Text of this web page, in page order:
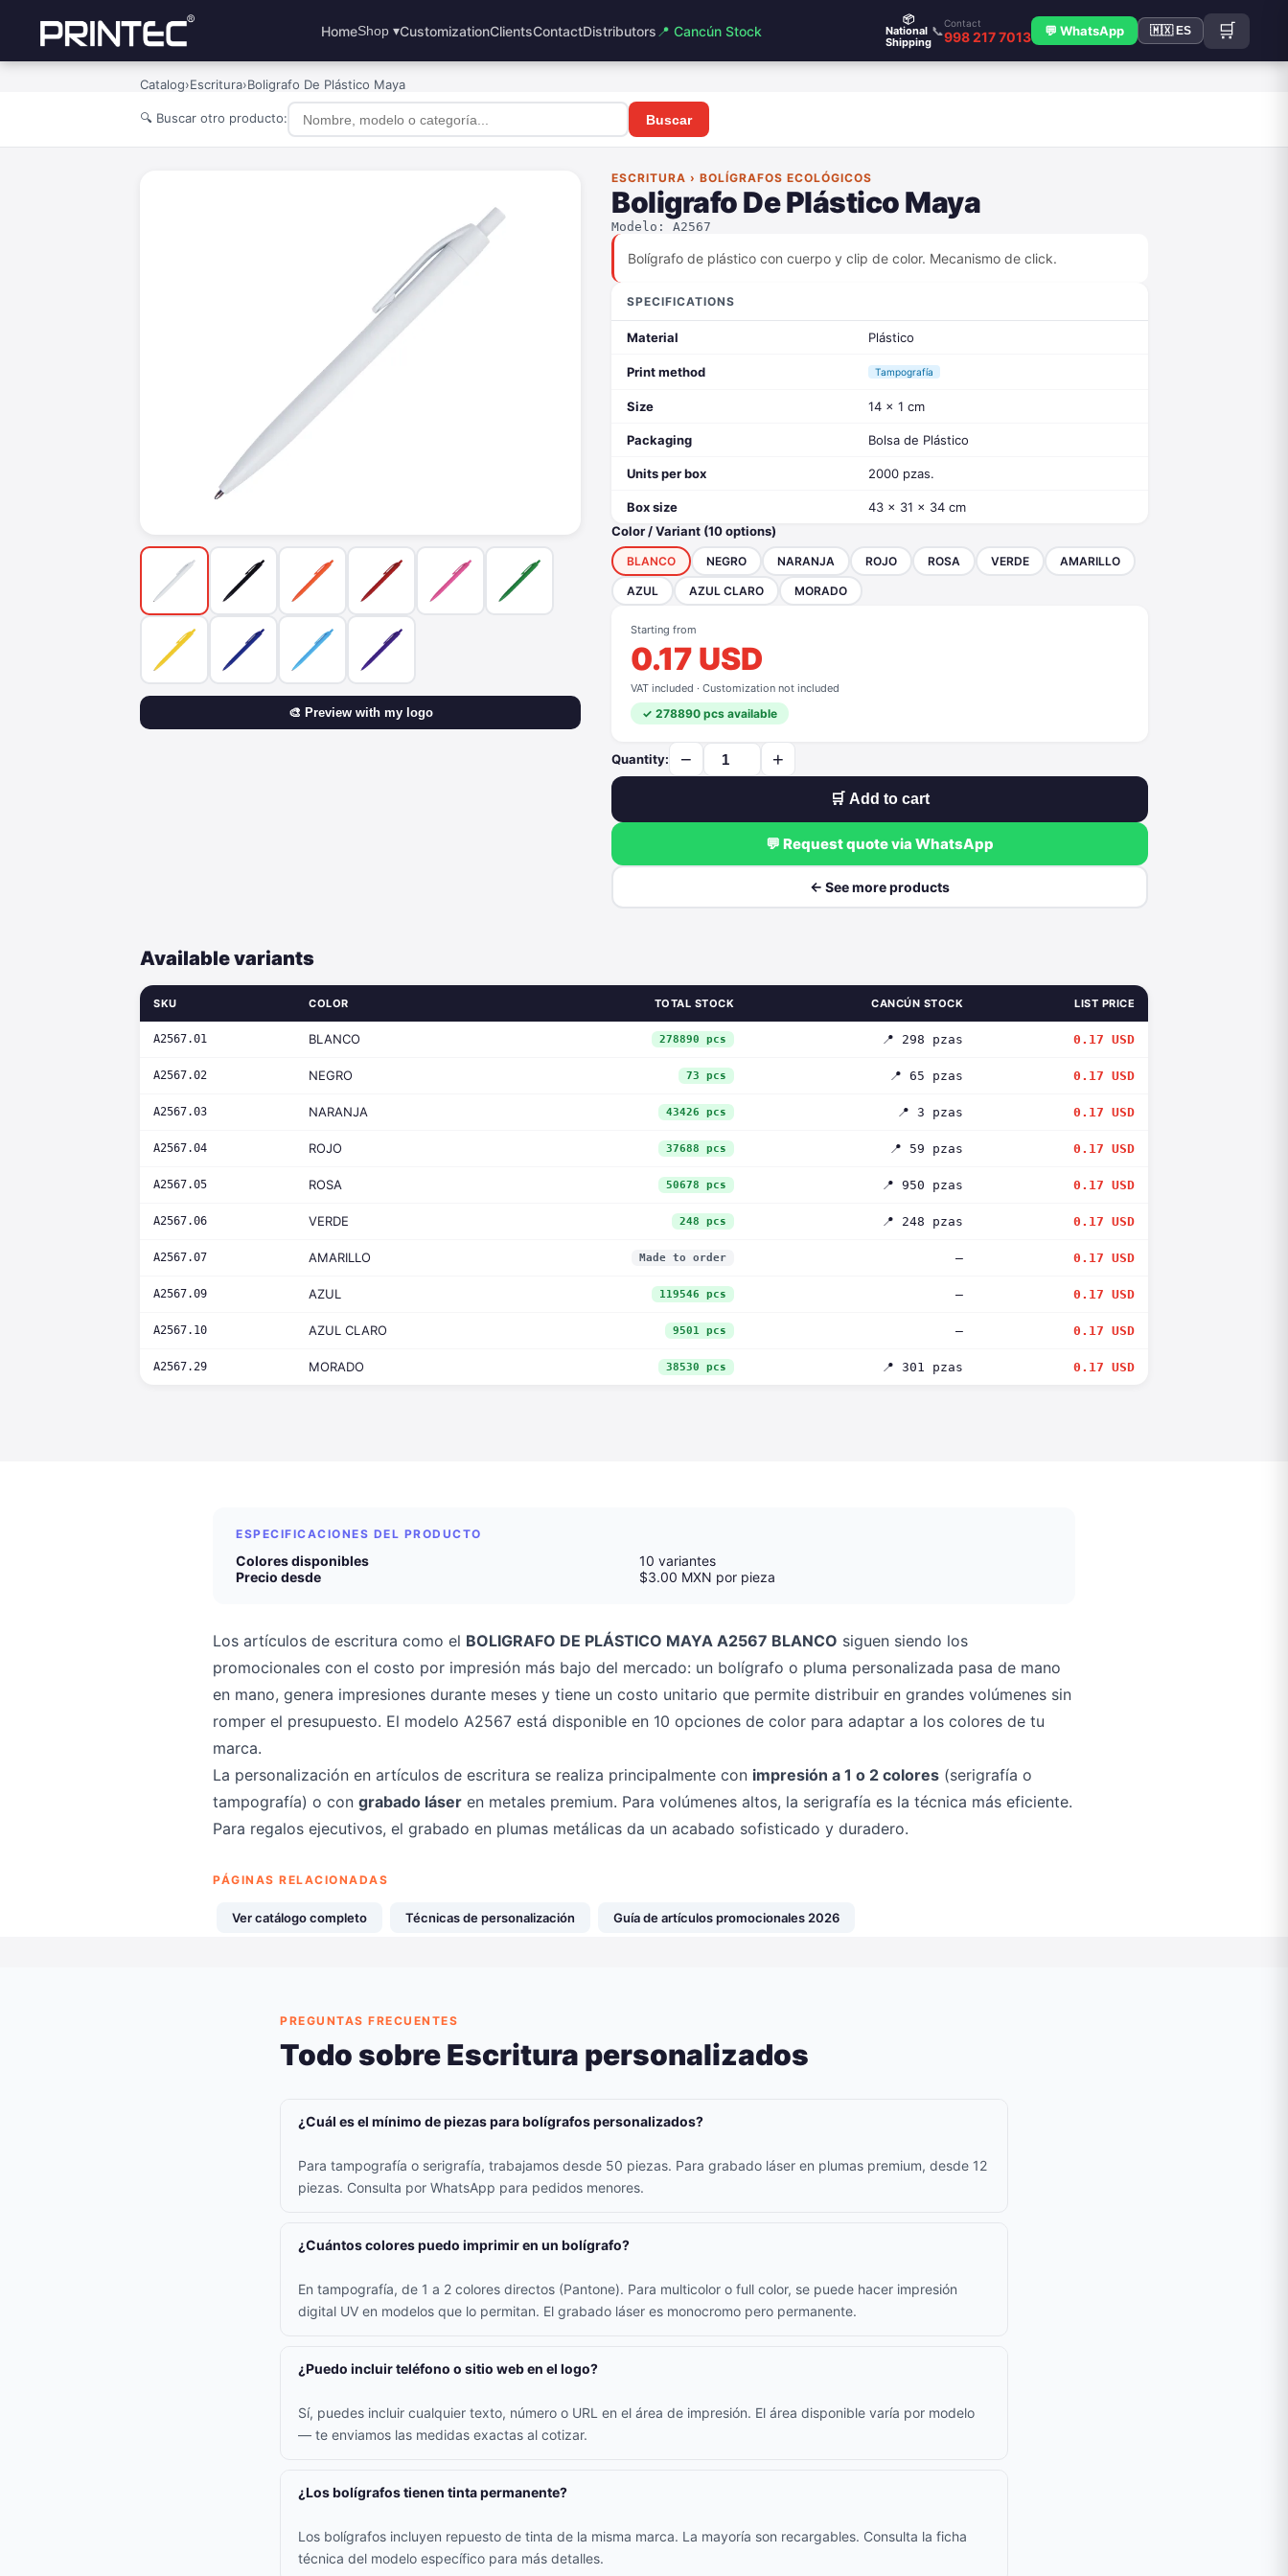
HomeShop ▾CustomizationClientsContactDistributors 📍 Cancún Stock
📦
National
Shipping
📞
Contact
998 217 7013 💬 WhatsApp 🇲🇽 ES 🛒
Catalog›Escritura›Boligrafo De Plástico Maya
🔍 Buscar otro producto: Buscar
🎨 Preview with my logo
ESCRITURA › BOLÍGRAFOS ECOLÓGICOS
Boligrafo De Plástico Maya
Modelo: A2567
Bolígrafo de plástico con cuerpo y clip de color. Mecanismo de click.
SPECIFICATIONS
Material Plástico
Print method Tampografía
Size 14 x 1 cm
Packaging Bolsa de Plástico
Units per box 2000 pzas.
Box size
43 x 31 x 34 cm
Color / Variant (10 options)
BLANCO NEGRO NARANJA ROJO ROSA VERDE AMARILLO
AZUL AZUL CLARO MORADO
Starting from
0.17 USD
VAT included · Customization not included
✓ 278890 pcs available
Quantity: − +
🛒 Add to cart
💬 Request quote via WhatsApp
← See more products
Available variants
SKU COLOR TOTAL STOCK CANCÚN STOCK LIST PRICE
A2567.01 BLANCO 278890 pcs 📍 298 pzas 0.17 USD
A2567.02 NEGRO 73 pcs 📍 65 pzas 0.17 USD
A2567.03 NARANJA 43426 pcs 📍 3 pzas 0.17 USD
A2567.04 ROJO 37688 pcs 📍 59 pzas 0.17 USD
A2567.05 ROSA 50678 pcs 📍 950 pzas 0.17 USD
A2567.06 VERDE 248 pcs 📍 248 pzas 0.17 USD
A2567.07 AMARILLO Made to order — 0.17 USD
A2567.09 AZUL 119546 pcs — 0.17 USD
A2567.10 AZUL CLARO 9501 pcs — 0.17 USD
A2567.29 MORADO 38530 pcs 📍 301 pzas 0.17 USD
ESPECIFICACIONES DEL PRODUCTO
Colores disponibles
10 variantes
Precio desde
$3.00 MXN por pieza
Los artículos de escritura como el BOLIGRAFO DE PLÁSTICO MAYA A2567 BLANCO siguen siendo los
promocionales con el costo por impresión más bajo del mercado: un bolígrafo o pluma personalizada pasa de mano
en mano, genera impresiones durante meses y tiene un costo unitario que permite distribuir en grandes volúmenes sin
romper el presupuesto. El modelo A2567 está disponible en 10 opciones de color para adaptar a los colores de tu
marca.
La personalización en artículos de escritura se realiza principalmente con impresión a 1 o 2 colores (serigrafía o
tampografía) o con grabado láser en metales premium. Para volúmenes altos, la serigrafía es la técnica más eficiente.
Para regalos ejecutivos, el grabado en plumas metálicas da un acabado sofisticado y duradero.
PÁGINAS RELACIONADAS
Ver catálogo completo Técnicas de personalización Guía de artículos promocionales 2026
PREGUNTAS FRECUENTES
Todo sobre Escritura personalizados
¿Cuál es el mínimo de piezas para bolígrafos personalizados?
Para tampografía o serigrafía, trabajamos desde 50 piezas. Para grabado láser en plumas premium, desde 12
piezas. Consulta por WhatsApp para pedidos menores.
¿Cuántos colores puedo imprimir en un bolígrafo?
En tampografía, de 1 a 2 colores directos (Pantone). Para multicolor o full color, se puede hacer impresión
digital UV en modelos que lo permitan. El grabado láser es monocromo pero permanente.
¿Puedo incluir teléfono o sitio web en el logo?
Sí, puedes incluir cualquier texto, número o URL en el área de impresión. El área disponible varía por modelo
— te enviamos las medidas exactas al cotizar.
¿Los bolígrafos tienen tinta permanente?
Los bolígrafos incluyen repuesto de tinta de la misma marca. La mayoría son recargables. Consulta la ficha
técnica del modelo específico para más detalles.